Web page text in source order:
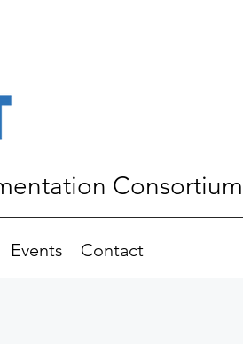
Consortium
Events Contact